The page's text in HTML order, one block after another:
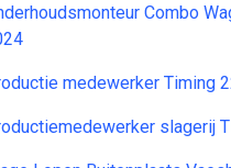
Combo
medewerker Timing
slagerij